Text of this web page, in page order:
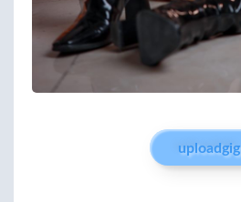
uploadgig